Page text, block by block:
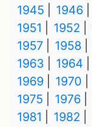
1945
1946
1951
1952
1957
1958
1963
1964
1969
1970
1975
1976
1981
1982